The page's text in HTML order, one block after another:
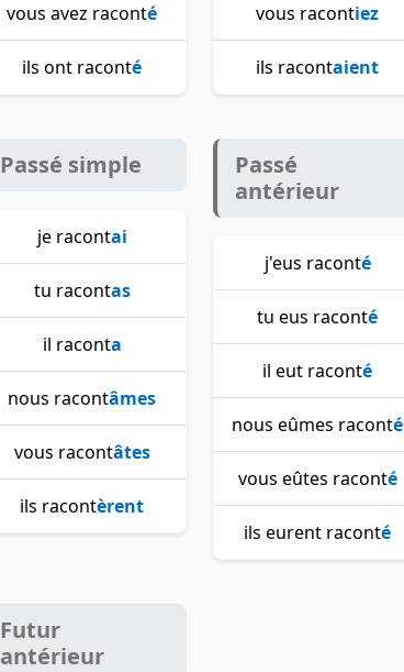
vous avez raconté
ils ont raconté
vous racontiez
ils racontaient
Passé simple
je racontai
tu racontas
il raconta
nous racontâmes
vous racontâtes
ils racontèrent
Passé
antérieur
j'eus raconté
tu eus raconté
il eut raconté
nous eûmes raconté
vous eûtes raconté
ils eurent raconté
Futur
antérieur